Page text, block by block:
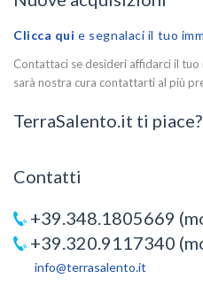
Clicca qui e segnalaci il tuo
Contattaci se desideri affidarci il
sarà nostra cura contattarti al più
TerraSalento.it ti
Contatti
+39.348.1805669
+39.320.9117340
info@terrasalento.it